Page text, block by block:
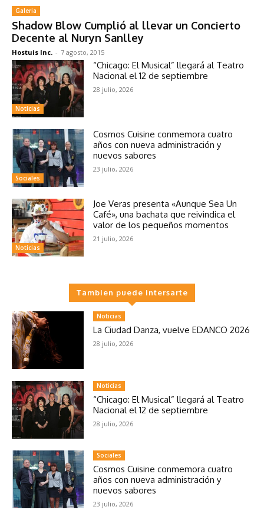
Galeria
Shadow Blow Cumplió al llevar un Concierto
Decente al Nuryn Sanlley
Hostuis Inc. - 7 agosto, 2015
Noticias
“Chicago: El Musical” llegará al Teatro
Nacional el 12 de septiembre
28 julio, 2026
Sociales
Cosmos Cuisine conmemora cuatro
años con nueva administración y
nuevos sabores
23 julio, 2026
Noticias
Joe Veras presenta «Aunque Sea Un
Café», una bachata que reivindica el
valor de los pequeños momentos
21 julio, 2026
Tambien puede intersarte
Noticias
La Ciudad Danza, vuelve EDANCO 2026
28 julio, 2026
Noticias
“Chicago: El Musical” llegará al Teatro
Nacional el 12 de septiembre
28 julio, 2026
Sociales
Cosmos Cuisine conmemora cuatro
años con nueva administración y
nuevos sabores
23 julio, 2026